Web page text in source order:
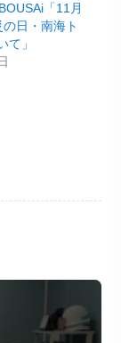
「11月
日・南海ト
て」